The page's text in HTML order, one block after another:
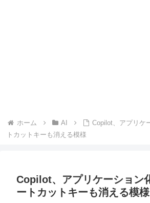
ホーム AI
Copilot、アプリケ
トカットキーも消える模様
Copilot、アプリケーション
ートカットキーも消える模様